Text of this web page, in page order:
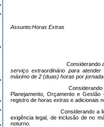
Assunto:Horas Extras
Considerando
serviço extraordinário para
máximo de 2 (duas) horas por
Planejamento, Orçamento e
registro de horas extras e adicionais
Considerando a
exigência legal, de inclusão de no
noturno.